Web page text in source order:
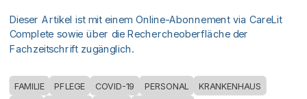
Dieser Artikel ist mit einem Online-Abonnement via CareLit
Complete sowie über die Rechercheoberfläche der
Fachzeitschrift zugänglich.
FAMILIE PFLEGE COVID-19 PERSONAL KRANKENHAUS